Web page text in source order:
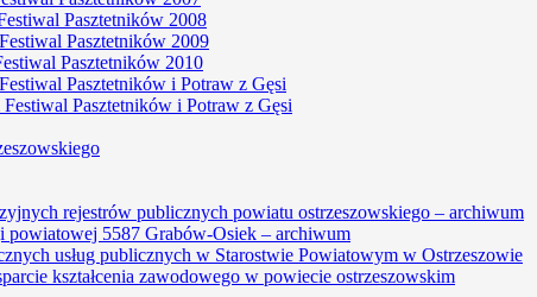
Pasztetników 2008
Pasztetników 2009
Pasztetników 2010
Pasztetników i Potraw z Gęsi
Pasztetników i Potraw z Gęsi
rejestrów publicznych powiatu ostrzeszowskiego – archiwum
powiatowej 5587 Grabów-Osiek – archiwum
usług publicznych w Starostwie Powiatowym w Ostrzeszowie
kształcenia zawodowego w powiecie ostrzeszowskim